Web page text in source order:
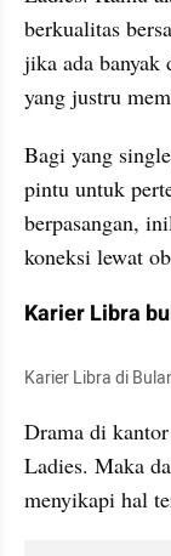
berkualitas
jika ada banyak
yang justru
Bagi yang
pintu untuk
berpasangan,
koneksi lewat
Karier Libra
Karier Libra di
Drama di
Ladies. Maka
menyikapi hal